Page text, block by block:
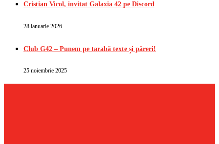
Cristian Vicol, invitat Galaxia 42 pe Discord
28 ianuarie 2026
Club G42 – Punem pe tarabă texte și păreri!
25 noiembrie 2025